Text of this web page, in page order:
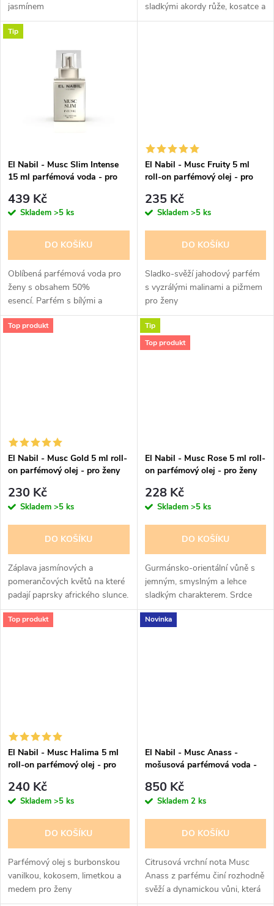
k
u
k
jasmínem
sladkými akordy růže, kosatce a
pomerančového květu. Vše
Tip
El Nabil - Musc Slim Intense
15 ml parfémová voda - pro
439 Kč
Skladem >5 ks
DO KOŠÍKU
Oblíbená parfémová voda pro
ženy s obsahem 50%
esencí. Parfém s bílými a
pomerančovými květy na
pižmovém základě, krásná
El Nabil - Musc Fruity 5 ml
roll-on parfémový olej - pro
235 Kč
Skladem >5 ks
DO KOŠÍKU
Sladko-svěží jahodový parfém
s vyzrálými malinami a pižmem
pro ženy
Top produkt
El Nabil - Musc Gold 5 ml roll-
on parfémový olej - pro ženy
230 Kč
Skladem >5 ks
DO KOŠÍKU
Záplava jasmínových a
pomerančových květů na které
padají paprsky afrického slunce.
Radostný, opojný parfém pro
ženy Teplé pižmo s ambrou,
Tip
Top produkt
El Nabil - Musc Rose 5 ml roll-
on parfémový olej - pro ženy
228 Kč
Skladem >5 ks
DO KOŠÍKU
Gurmánsko-orientální vůně s
jemným, smyslným a lehce
sladkým charakterem. Srdce
parfému tvoří akordy švestky,
jasmínu a čokolády, základ
Top produkt
El Nabil - Musc Halima 5 ml
roll-on parfémový olej - pro
240 Kč
Skladem >5 ks
DO KOŠÍKU
Parfémový olej s burbonskou
vanilkou, kokosem, limetkou a
medem pro ženy
Novinka
El Nabil - Musc Anass -
mošusová parfémová voda -
850 Kč
Skladem 2 ks
DO KOŠÍKU
Citrusová vrchní nota Musc
Anass z parfému činí rozhodně
svěží a dynamickou vůni, která
se pak prosazuje díky